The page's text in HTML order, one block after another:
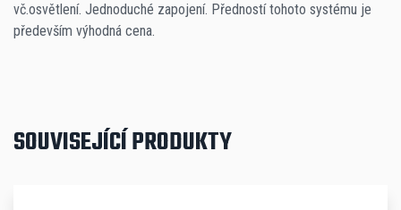
vč.osvětlení. Jednoduché zapojení. Předností tohoto systému je
především výhodná cena.
SOUVISEJÍCÍ PRODUKTY